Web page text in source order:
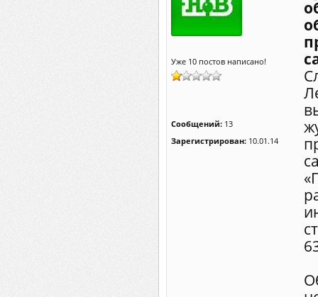
Уже 10 постов написано!
Сообщений: 13
Зарегистрирован: 10.01.14